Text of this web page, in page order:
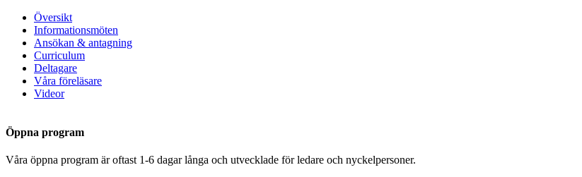
Översikt
Informationsmöten
Ansökan & antagning
Curriculum
Deltagare
Våra föreläsare
Videor
Öppna program
Våra öppna program är oftast 1-6 dagar långa och utvecklade för ledare och nyckelpersoner.